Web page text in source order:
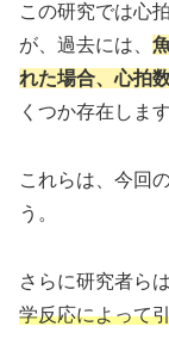
この研究では心
が、過去には、
れた場合、心拍
くつか存在します
これらは、今回
う。
さらに研究者ら
学反応によって